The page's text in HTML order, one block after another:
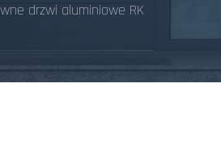
drzwi aluminiowe RK